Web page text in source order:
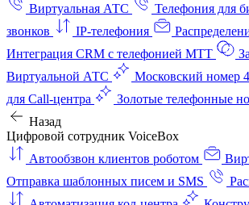
Виртуальная АТС
Телефония для
звонков
IP-телефония
Интеграция CRM с телефонией МТТ
Виртуальной АТС
Московский номер
для Call-центра
Золотые телефонные
Назад
Цифровой сотрудник VoiceBox
Автообзвон клиентов роботом
Отправка шаблонных писем и SMS